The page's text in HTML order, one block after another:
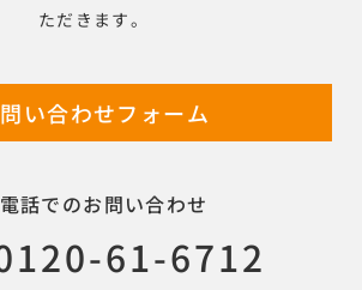
ただきます。
い合わせフォーム
話でのお問い合わせ
61-6712